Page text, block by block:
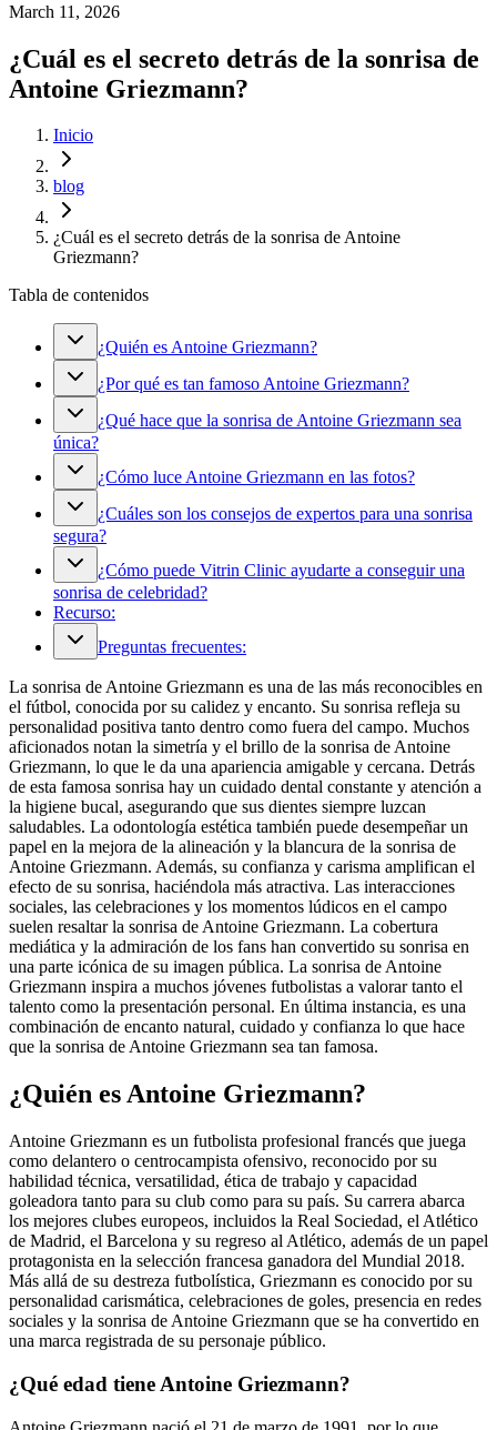
March 11, 2026
¿Cuál es el secreto detrás de la sonrisa de
Antoine Griezmann?
Inicio
blog
¿Cuál es el secreto detrás de la sonrisa de Antoine
Griezmann?
Tabla de contenidos
¿Quién es Antoine Griezmann?
¿Por qué es tan famoso Antoine Griezmann?
¿Qué hace que la sonrisa de Antoine Griezmann sea
única?
¿Cómo luce Antoine Griezmann en las fotos?
¿Cuáles son los consejos de expertos para una sonrisa
segura?
¿Cómo puede Vitrin Clinic ayudarte a conseguir una
sonrisa de celebridad?
Recurso:
Preguntas frecuentes:
La sonrisa de Antoine Griezmann es una de las más reconocibles en
el fútbol, conocida por su calidez y encanto. Su sonrisa refleja su
personalidad positiva tanto dentro como fuera del campo. Muchos
aficionados notan la simetría y el brillo de la sonrisa de Antoine
Griezmann, lo que le da una apariencia amigable y cercana. Detrás
de esta famosa sonrisa hay un cuidado dental constante y atención a
la higiene bucal, asegurando que sus dientes siempre luzcan
saludables. La odontología estética también puede desempeñar un
papel en la mejora de la alineación y la blancura de la sonrisa de
Antoine Griezmann. Además, su confianza y carisma amplifican el
efecto de su sonrisa, haciéndola más atractiva. Las interacciones
sociales, las celebraciones y los momentos lúdicos en el campo
suelen resaltar la sonrisa de Antoine Griezmann. La cobertura
mediática y la admiración de los fans han convertido su sonrisa en
una parte icónica de su imagen pública. La sonrisa de Antoine
Griezmann inspira a muchos jóvenes futbolistas a valorar tanto el
talento como la presentación personal. En última instancia, es una
combinación de encanto natural, cuidado y confianza lo que hace
que la sonrisa de Antoine Griezmann sea tan famosa.
¿Quién es Antoine Griezmann?
Antoine Griezmann es un futbolista profesional francés que juega
como delantero o centrocampista ofensivo, reconocido por su
habilidad técnica, versatilidad, ética de trabajo y capacidad
goleadora tanto para su club como para su país. Su carrera abarca
los mejores clubes europeos, incluidos la Real Sociedad, el Atlético
de Madrid, el Barcelona y su regreso al Atlético, además de un papel
protagonista en la selección francesa ganadora del Mundial 2018.
Más allá de su destreza futbolística, Griezmann es conocido por su
personalidad carismática, celebraciones de goles, presencia en redes
sociales y la sonrisa de Antoine Griezmann que se ha convertido en
una marca registrada de su personaje público.
¿Qué edad tiene Antoine Griezmann?